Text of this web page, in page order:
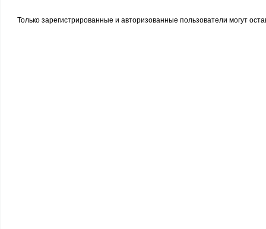
Только зарегистрированные и авторизованные пользователи могут